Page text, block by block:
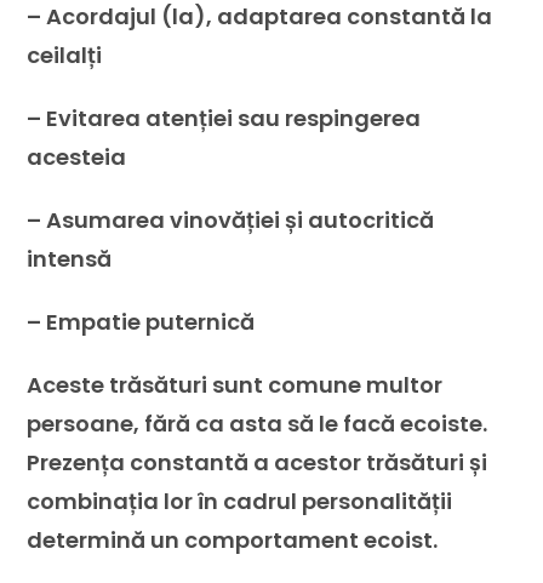
– Acordajul (la), adaptarea constantă la
ceilalți
– Evitarea atenției sau respingerea
acesteia
– Asumarea vinovăției și autocritică
intensă
– Empatie puternică
Aceste trăsături sunt comune multor
persoane, fără ca asta să le facă ecoiste.
Prezența constantă a acestor trăsături și
combinația lor în cadrul personalității
determină un comportament ecoist.